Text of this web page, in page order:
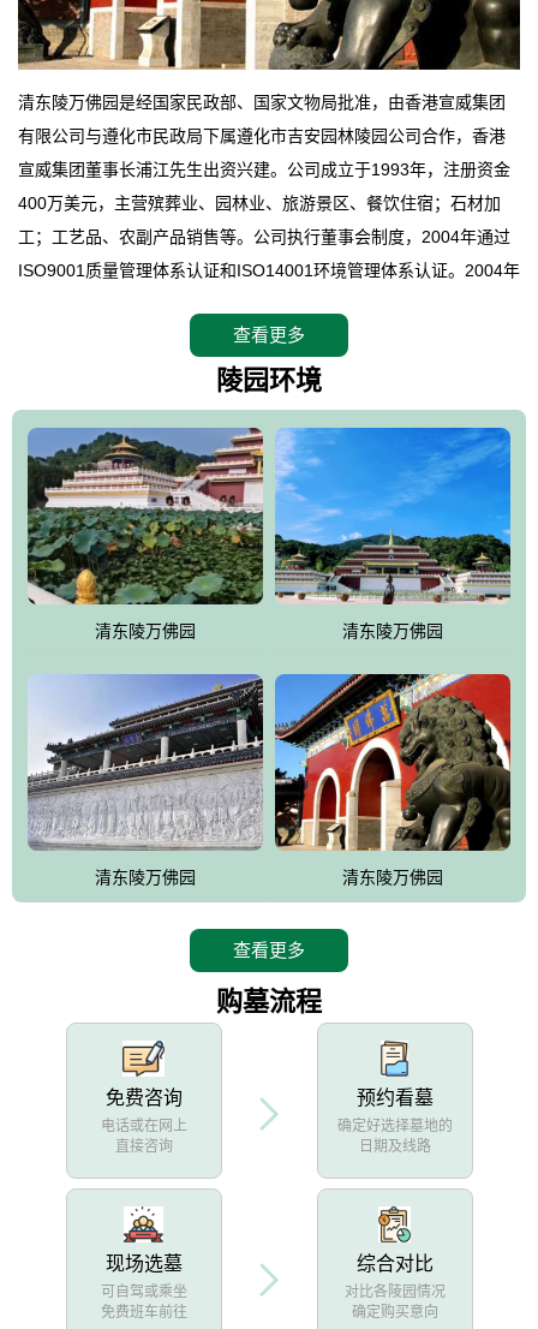
清东陵万佛园是经国家民政部、国家文物局批准，由香港宣威集团
有限公司与遵化市民政局下属遵化市吉安园林陵园公司合作，香港
宣威集团董事长浦江先生出资兴建。公司成立于1993年，注册资金
400万美元，主营殡葬业、园林业、旅游景区、餐饮住宿；石材加
工；工艺品、农副产品销售等。公司执行董事会制度，2004年通过
ISO9001质量管理体系认证和ISO14001环境管理体系认证。2004年
拥有4A级旅游区头衔的花园式陵园，园内建有四星级酒店一座。
万佛园位于遵化市境内，座落在世界文化遗产清东陵地形墙内，地
形绝佳，地理位置优越，交通便利。公司以“建设全国顶级人生后花
园、打造佛教精品旅游圣地”为目标，以海外归侨、国内外知名人士
的墓地安葬、祭祀吊亡并结合旅游参观构成其主要使用功能；以苍
郁绚丽、优雅宜人的园林景观构成其外部形象。通过墓园建设与造
园手法相结合的默契操作，建成一处特色鲜明、服务周全、环境优
美、民族风格突出，与周边文物古迹交相呼应的极具吸引力的花园
式园林。
万佛园工程一期占地448亩，目前完成投资近12亿元人民币，园区采
用全仿古式建筑，寻求与世界文化遗产地清东陵的和谐统一，在园
区建设中寻求陵园建设与景区建设的有机融合，充分发挥独一无二
的地形优势，打造现代艺术园林，建设旅游景观、寺庙、酒店等综
合服务设施，服务于陵园经营，使企业的多元化经营项目相互依
托、相互促进，园区绿化覆盖率达90%。
设计建造各种墓地墓位3万个；主体建筑金宝塔，墓位容量8万个，
能适应不同消费阶层的需求，为客户提供墓碑设计制作服务、特色
查看更多
陵园环境
清东陵万佛园 清东陵万佛园
清东陵万佛园 清东陵万佛园
查看更多
购墓流程
免费咨询
电话或在网上
直接咨询
预约看墓
确定好选择墓地的
日期及线路
现场选墓
可自驾或乘坐
免费班车前往
综合对比
对比各陵园情况
确定购买意向